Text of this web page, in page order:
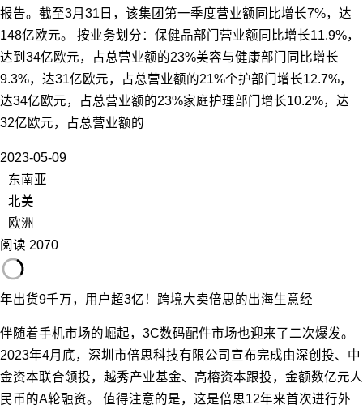
报告。截至3月31日，该集团第一季度营业额同比增长7%，达
148亿欧元。 按业务划分：保健品部门营业额同比增长11.9%，
达到34亿欧元，占总营业额的23%美容与健康部门同比增长
9.3%，达31亿欧元，占总营业额的21%个护部门增长12.7%，
达34亿欧元，占总营业额的23%家庭护理部门增长10.2%，达
32亿欧元，占总营业额的
2023-05-09
东南亚
北美
欧洲
阅读 2070
年出货9千万，用户超3亿！跨境大卖倍思的出海生意经
伴随着手机市场的崛起，3C数码配件市场也迎来了二次爆发。
2023年4月底，深圳市倍思科技有限公司宣布完成由深创投、中
金资本联合领投，越秀产业基金、高榕资本跟投，金额数亿元人
民币的A轮融资。 值得注意的是，这是倍思12年来首次进行外